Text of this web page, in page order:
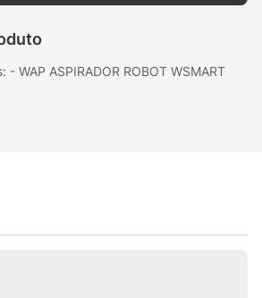
WAP ASPIRADOR ROBOT WSMART